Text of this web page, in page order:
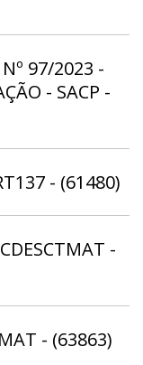
97/2023 -
- SACP -
- (61480)
-
- (63863)